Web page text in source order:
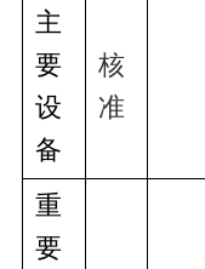
主
要
设
备
核
准
重
要